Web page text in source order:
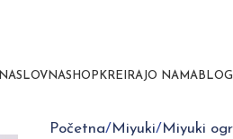
NASLOVNASHOP KREIRAJO NAMA BLOG
Početna Miyuki Miyuki